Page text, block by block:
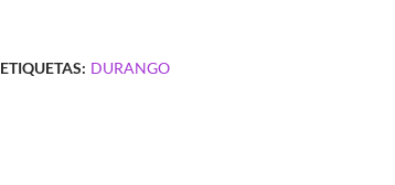
ETIQUETAS: DURANGO